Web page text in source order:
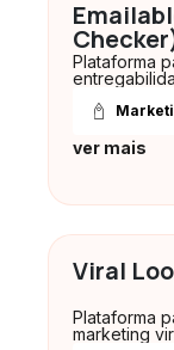
Plataforma
ver mais
Viral
Plataforma
marketing